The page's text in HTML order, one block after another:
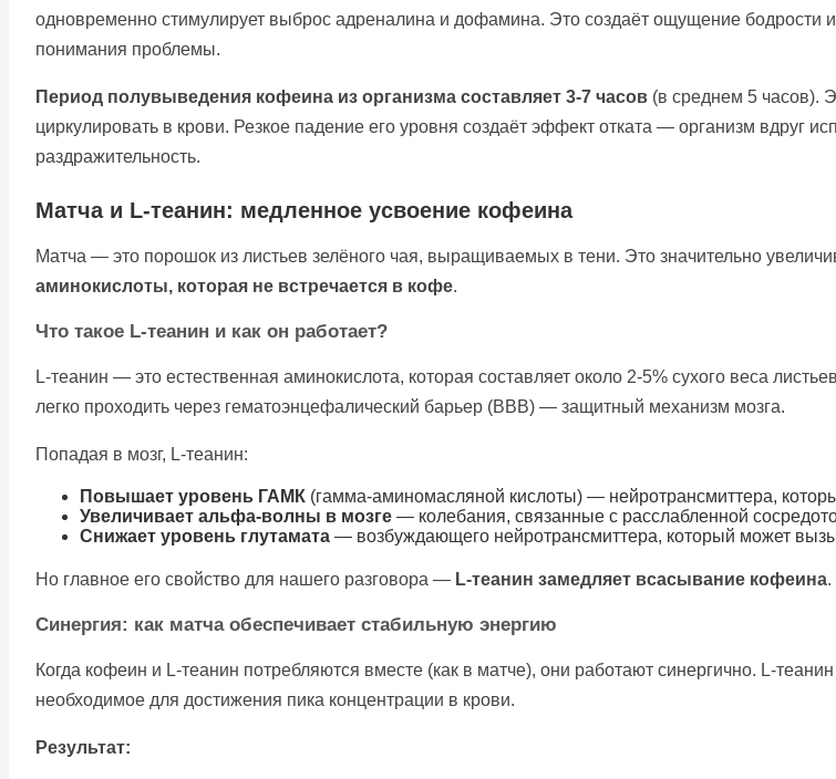
одновременно стимулирует выброс адреналина и дофамина. Это создаёт ощущение бодрости
понимания проблемы.
Период полувыведения кофеина из организма составляет 3-7 часов (в среднем 5 часов).
циркулировать в крови. Резкое падение его уровня создаёт эффект отката — организм вдруг
раздражительность.
Матча и L-теанин: медленное усвоение кофеина
Матча — это порошок из листьев зелёного чая, выращиваемых в тени. Это значительно
аминокислоты, которая не встречается в кофе.
Что такое L-теанин и как он работает?
L-теанин — это естественная аминокислота, которая составляет около 2-5% сухого веса
легко проходить через гематоэнцефалический барьер (BBB) — защитный механизм мозга.
Попадая в мозг, L-теанин:
Повышает уровень ГАМК (гамма-аминомасляной кислоты) — нейротрансмиттера,
Увеличивает альфа-волны в мозге — колебания, связанные с расслабленной
Снижает уровень глутамата — возбуждающего нейротрансмиттера, который может
Но главное его свойство для нашего разговора — L-теанин замедляет всасывание кофеина.
Синергия: как матча обеспечивает стабильную энергию
Когда кофеин и L-теанин потребляются вместе (как в матче), они работают синергично. L-
необходимое для достижения пика концентрации в крови.
Результат: